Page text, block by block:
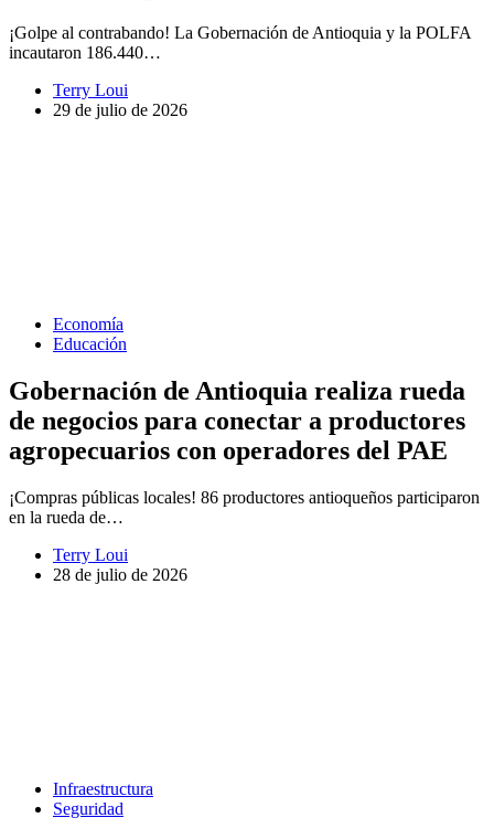
¡Golpe al contrabando! La Gobernación de Antioquia y la POLFA
incautaron 186.440…
Terry Loui
29 de julio de 2026
Economía
Educación
Gobernación de Antioquia realiza rueda
de negocios para conectar a productores
agropecuarios con operadores del PAE
¡Compras públicas locales! 86 productores antioqueños participaron
en la rueda de…
Terry Loui
28 de julio de 2026
Infraestructura
Seguridad